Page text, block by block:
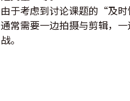
由于考虑到讨论课题的“及
通常需要一边拍摄与剪辑，
战。